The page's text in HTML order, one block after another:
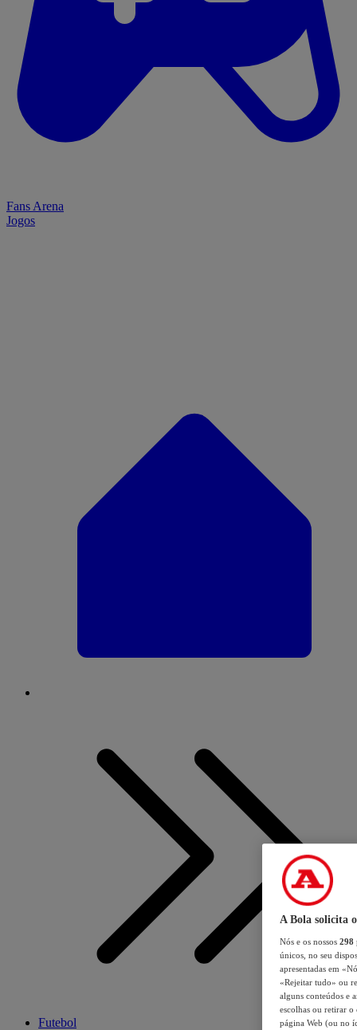
Fans Arena
Jogos
Futebol
A Bola solicita
Nós e os nossos 298
únicos, no seu
apresentadas em
«Rejeitar tudo» ou
alguns conteúdos e
escolhas ou retirar
página Web (ou no